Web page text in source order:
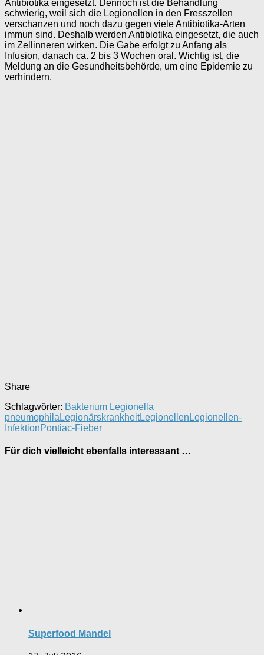
Antibiotika eingesetzt. Dennoch ist die Behandlung
schwierig, weil sich die Legionellen in den Fresszellen
verschanzen und noch dazu gegen viele Antibiotika-Arten
immun sind. Deshalb werden Antibiotika eingesetzt, die auch
im Zellinneren wirken. Die Gabe erfolgt zu Anfang als
Infusion, danach ca. 2 bis 3 Wochen oral. Wichtig ist, die
Meldung an die Gesundheitsbehörde, um eine Epidemie zu
verhindern.
Share
Schlagwörter: Bakterium Legionella
pneumophila LegionärskrankheitLegionellen Legionellen-
InfektionPontiac-Fieber
Für dich vielleicht ebenfalls interessant …
Superfood Mandel